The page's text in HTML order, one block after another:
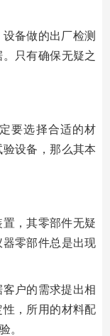
备做的出厂检测
只有确保无疑之
要选择合适的材
设备，那么其本
，其零部件无疑
零部件总是出现
户的需求提出相
，所用的材料配
。